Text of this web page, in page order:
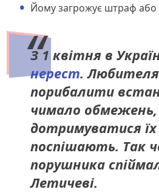
Йому загрожує штраф або
З 1 квітня в
нерест.
порибалити
чимало
дотримуватися
поспішають. Так
порушника
Летичеві.